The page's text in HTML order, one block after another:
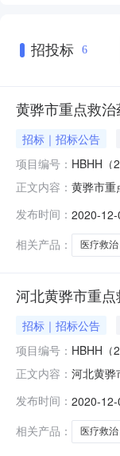
招投标 6
黄骅市重点救
招标｜招标公告
项目编号： HBHH（
正文内容： 黄骅市重
（第二批
发布时间： 2020-12-
相关产品：
医疗救治
河北黄骅市重
招标｜招标公告
项目编号： HBHH（
正文内容： 河北黄骅
务和工业
HBHH（
发布时间： 2020-12-
相关产品：
医疗救治